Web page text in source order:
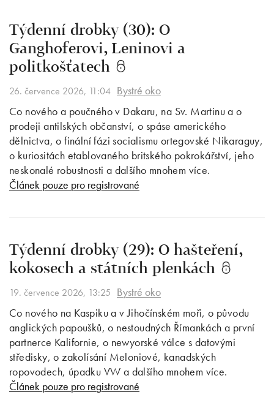
Týdenní drobky (30): O
Ganghoferovi, Leninovi a
politkošťatech
26. července 2026, 11:04 Bystré oko
Co nového a poučného v Dakaru, na Sv. Martinu a o
prodeji antilských občanství, o spáse amerického
dělnictva, o finální fázi socialismu ortegovské Nikaraguy,
o kuriositách etablovaného britského pokrokářství, jeho
neskonalé robustnosti a dalšího mnohem více.
Článek pouze pro registrované
Týdenní drobky (29): O hašteření,
kokosech a státních plenkách
19. července 2026, 13:25 Bystré oko
Co nového na Kaspiku a v Jihočínském moři, o původu
anglických papoušků, o nestoudných Římankách a první
partnerce Kalifornie, o newyorské válce s datovými
středisky, o zakolísání Meloniové, kanadských
ropovodech, úpadku VW a dalšího mnohem více.
Článek pouze pro registrované